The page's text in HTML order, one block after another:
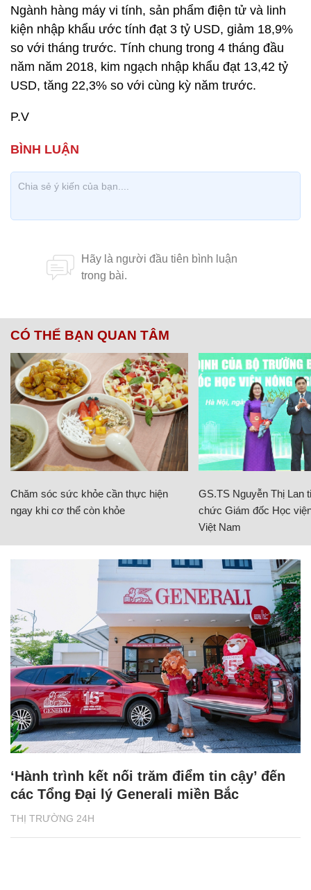
Ngành hàng máy vi tính, sản phẩm điện tử và linh
kiện nhập khẩu ước tính đạt 3 tỷ USD, giảm 18,9%
so với tháng trước. Tính chung trong 4 tháng đầu
năm năm 2018, kim ngạch nhập khẩu đạt 13,42 tỷ
USD, tăng 22,3% so với cùng kỳ năm trước.
P.V
CÓ THỂ BẠN QUAN TÂM
Chăm sóc sức khỏe cần thực hiện
ngay khi cơ thể còn khỏe
GS.TS Nguyễn Thị Lan
chức Giám đốc Học
Việt Nam
THỊ TRƯỜNG 24H
‘Hành trình kết nối trăm điểm tin cậy’ đến
các Tổng Đại lý Generali miền Bắc